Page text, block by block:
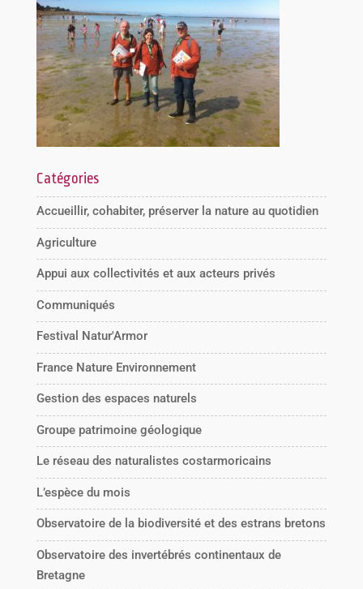
Catégories
Accueillir, cohabiter, préserver la nature au quotidien
Agriculture
Appui aux collectivités et aux acteurs privés
Communiqués
Festival Natur'Armor
France Nature Environnement
Gestion des espaces naturels
Groupe patrimoine géologique
Le réseau des naturalistes costarmoricains
L’espèce du mois
Observatoire de la biodiversité et des estrans bretons
Observatoire des invertébrés continentaux de
Bretagne